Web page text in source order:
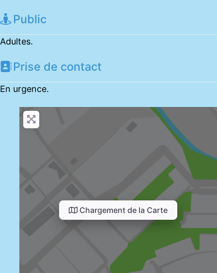
Public
Adultes.
Prise de contact
En urgence.
Chargement de la Carte